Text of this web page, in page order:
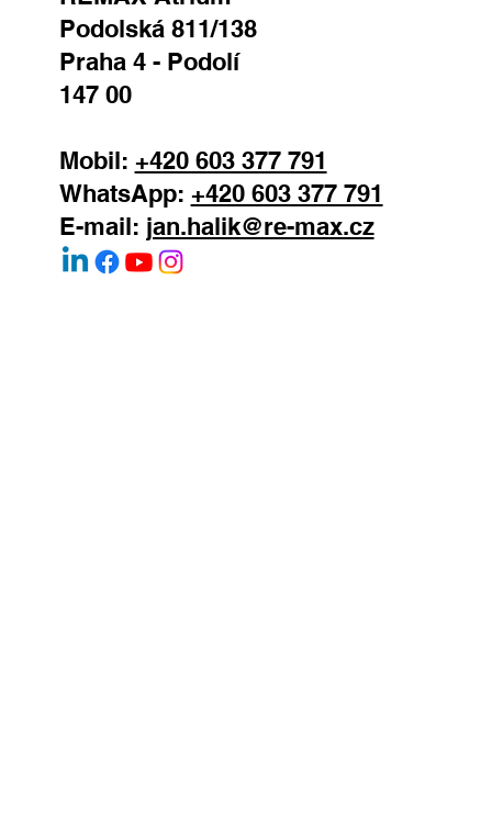
Podolská 811/138
Praha 4 - Podolí
147 00
Mobil: +420 603 377 791
WhatsApp: +420 603 377 791
E-mail: jan.halik@re-max.cz